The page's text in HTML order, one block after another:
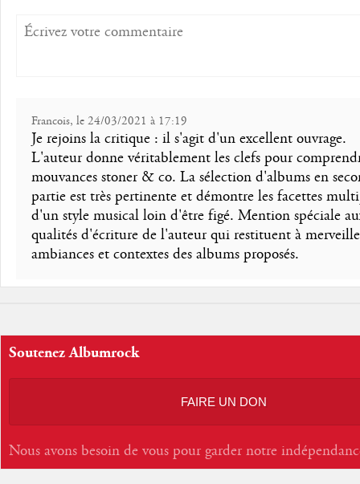
Francois, le 24/03/2021 à 17:19
Je rejoins la critique : il s'agit d'un excellent ouvrage.
L'auteur donne véritablement les clefs pour
mouvances stoner & co. La sélection d'albums en
partie est très pertinente et démontre les facettes
d'un style musical loin d'être figé. Mention spéciale
qualités d'écriture de l'auteur qui restituent à
ambiances et contextes des albums proposés.
Soutenez Albumrock
FAIRE UN DON
Nous avons besoin de vous pour garder notre